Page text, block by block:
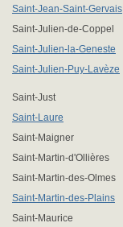
Saint-Jean-Saint-Gervais
Saint-Julien-de-Coppel
Saint-Julien-la-Geneste
Saint-Julien-Puy-Lavèze
Saint-Just
Saint-Laure
Saint-Maigner
Saint-Martin-d'Ollières
Saint-Martin-des-Olmes
Saint-Martin-des-Plains
Saint-Maurice